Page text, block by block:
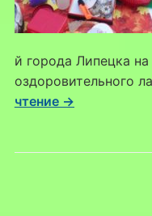
й города Липецка на
оздоровительного
чтение →